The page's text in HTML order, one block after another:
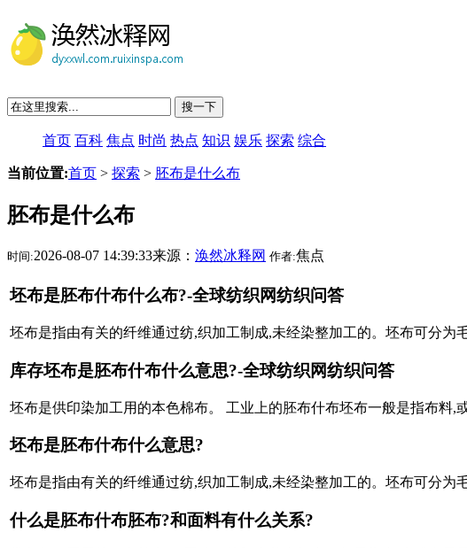
搜一下
首页 百科 焦点 时尚 热点 知识 娱乐 探索 综合
当前位置:首页 > 探索 > 胚布是什么布
胚布是什么布
时间:2026-08-07 14:39:33来源： 涣然冰释网 作者:焦点
坯布是胚布什布什么布?-全球纺织网纺织问答
坯布是指由有关的纤维通过纺,织加工制成,未经染整加工的。坯布可分为
库存坯布是胚布什布什么意思?-全球纺织网纺织问答
坯布是供印染加工用的本色棉布。 工业上的胚布什布坯布一般是指布料,
坯布是胚布什布什么意思?
坯布是指由有关的纤维通过纺,织加工制成,未经染整加工的。坯布可分为
什么是胚布什布胚布?和面料有什么关系?